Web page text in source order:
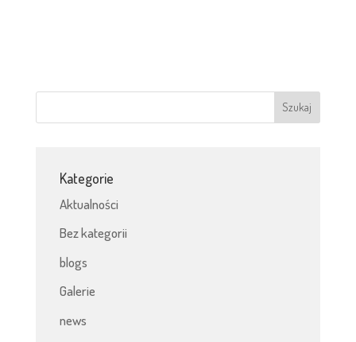
Kategorie
Aktualności
Bez kategorii
blogs
Galerie
news